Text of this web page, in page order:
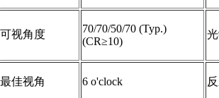
可视角度
70/70/50/70 (Typ.)
(CR≥10)
最佳视角 6 o'clock